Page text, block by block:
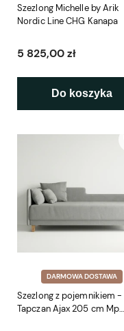
Szezlong Michelle by Arik
Nordic Line CHG Kanapa
5 825,00 zł
Do koszyka
DARMOWA DOSTAWA
Szezlong z pojemnikiem -
Tapczan Ajax 205 cm Mp